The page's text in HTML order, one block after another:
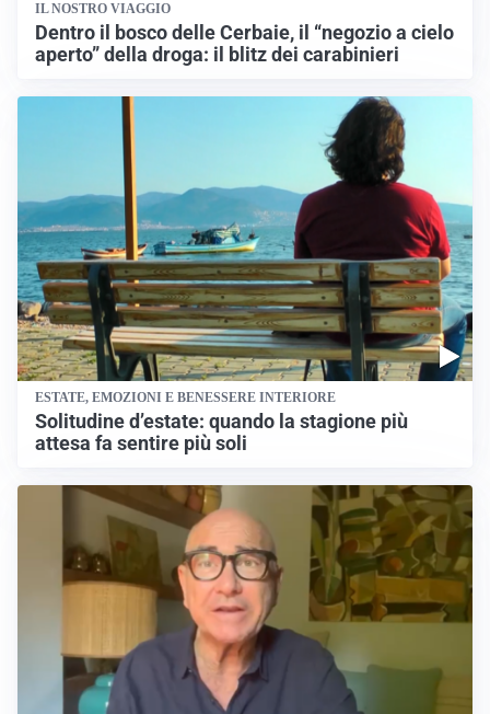
IL NOSTRO VIAGGIO
Dentro il bosco delle Cerbaie, il “negozio a cielo
aperto” della droga: il blitz dei carabinieri
ESTATE, EMOZIONI E BENESSERE INTERIORE
Solitudine d’estate: quando la stagione più
attesa fa sentire più soli